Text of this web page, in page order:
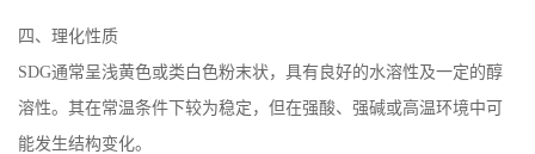
四、理化性质
SDG通常呈浅黄色或类白色粉末状，具有良好的水溶性及一定的醇
溶性。其在常温条件下较为稳定，但在强酸、强碱或高温环境中可
能发生结构变化。